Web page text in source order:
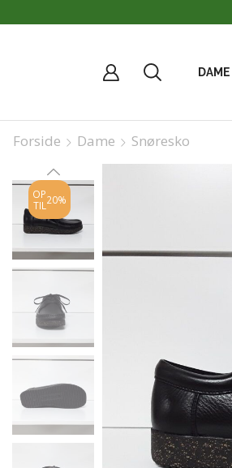
DAME
Forside Dame Snøresko
OP
TIL 20%